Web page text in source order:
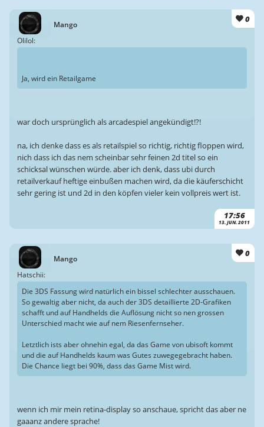
Mango
0
17:56
13. JUN. 2011
Olilol:
Ja, wird ein Retailgame
war doch ursprünglich als arcadespiel angekündigt!?!
na, ich denke dass es als retailspiel so richtig, richtig floppen wird,
nich dass ich das nem scheinbar sehr feinen 2d titel so ein
schicksal wünschen würde. aber ich denk, dass ubi durch
retailverkauf heftige einbußen machen wird, da die käuferschicht
sehr gering ist und 2d in den köpfen vieler kein vollpreis wert ist.
Mango
0
Hatschii:
Die 3DS Fassung wird natürlich ein bissel schlechter ausschauen.
So gewaltig aber nicht, da auch der 3DS detaillierte 2D-Grafiken
schafft und auf Handhelds die Auflösung nicht so nen grossen
Unterschied macht wie auf nem Riesenfernseher.
Letztlich ists aber ohnehin egal, da das Game von ubisoft kommt
und die auf Handhelds kaum was Gutes zuwegegebracht haben.
Die Chance liegt bei 90%, dass das Game Mist wird.
wenn ich mir mein retina-display so anschaue, spricht das aber ne
gaaanz andere sprache!